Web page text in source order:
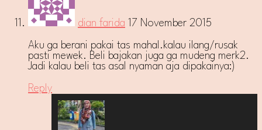
dian farida 17 November 2015
Aku ga berani pakai tas mahal.kalau ilang/rusak
pasti mewek. Beli bajakan juga ga mudeng merk2.
Jadi kalau beli tas asal nyaman aja dipakainya:)
Reply